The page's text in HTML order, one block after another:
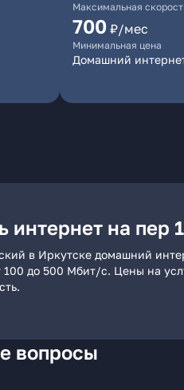
Максимальная
700 ₽/мес
Минимальная цена
Домашний
интернет на пер
в Иркутске домашний
100 до 500 Мбит/с. Цены на
вопросы